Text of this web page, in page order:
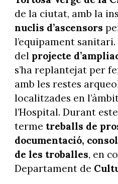
de la ciutat, amb la
nuclis d’ascensors
l’equipament
del projecte
s’ha replantejat per
amb les restes
localitzades en
l’Hospital. Durant
terme treballs de
documentació,
de les troballes, en
Departament de